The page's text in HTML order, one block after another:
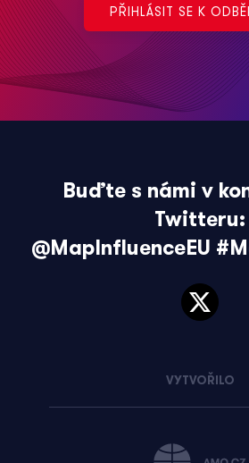
PŘIHLÁSIT SE K
Buďte s námi v
Twitteru:
@MapInfluenceEU
VYTVOŘILO